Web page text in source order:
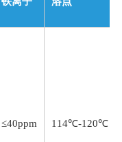
≤40ppm 114℃-120℃